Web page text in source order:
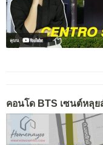
คอนโด BTS เซนต์หลุ